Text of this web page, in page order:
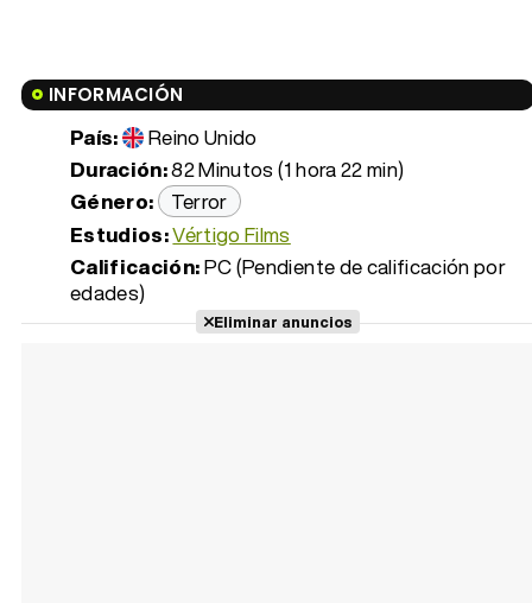
INFORMACIÓN
País:
Reino Unido
Duración:82 Minutos (1 hora 22 min)
Género:
Terror
Estudios:Vértigo Films
Calificación:PC (Pendiente de calificación por
edades)
Eliminar anuncios